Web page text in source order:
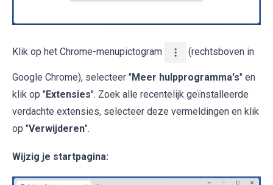
Klik op het Chrome-menupictogram (rechtsboven in
Google Chrome), selecteer "Meer hulpprogramma's" en
klik op "Extensies". Zoek alle recentelijk geïnstalleerde
verdachte extensies, selecteer deze vermeldingen en klik
op "Verwijderen".
Wijzig je startpagina: